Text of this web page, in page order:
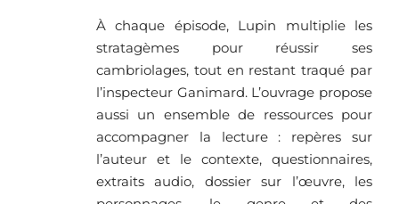
À chaque épisode, Lupin multiplie les
stratagèmes pour réussir ses
cambriolages, tout en restant traqué par
l’inspecteur Ganimard. L’ouvrage propose
aussi un ensemble de ressources pour
accompagner la lecture : repères sur
l’auteur et le contexte, questionnaires,
extraits audio, dossier sur l’œuvre, les